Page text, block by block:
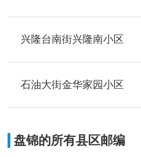
兴隆台南街兴隆南小区
石油大街金华家园小区
盘锦的所有县区邮编